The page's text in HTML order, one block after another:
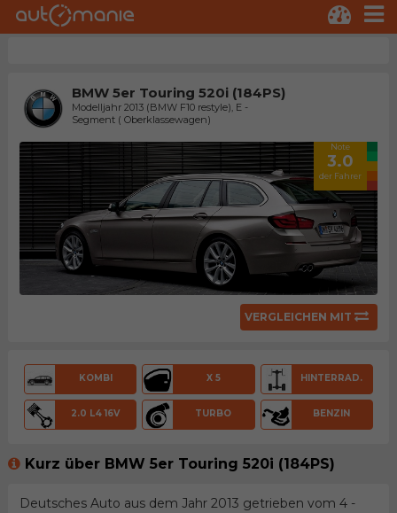
BMW 5er Touring 520i (184PS)
Modelljahr 2013 (BMW F10 restyle), E -
Segment ( Oberklassewagen)
Note
3.0
der Fahrer
VERGLEICHEN MIT
KOMBI X 5 HINTERRAD.
2.0 L4 16V TURBO BENZIN
Kurz über BMW 5er Touring 520i (184PS)
Deutsches Auto aus dem Jahr 2013 getrieben vom 4 -